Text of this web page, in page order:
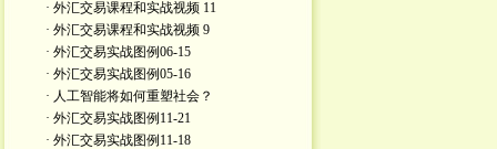
· 外汇交易课程和实战视频 11
· 外汇交易课程和实战视频 9
· 外汇交易实战图例06-15
· 外汇交易实战图例05-16
· 人工智能将如何重塑社会？
· 外汇交易实战图例11-21
· 外汇交易实战图例11-18